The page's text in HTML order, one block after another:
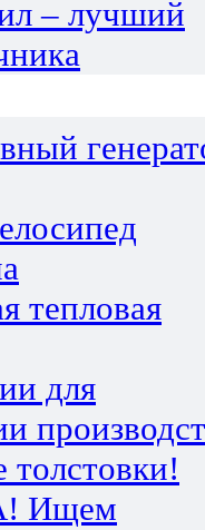
– лучший
тепловая
для
Ищем